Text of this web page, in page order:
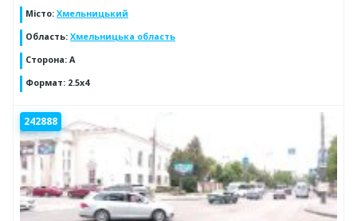
Місто: Хмельницький
Область: Хмельницька область
Сторона: А
Формат: 2.5х4
242888